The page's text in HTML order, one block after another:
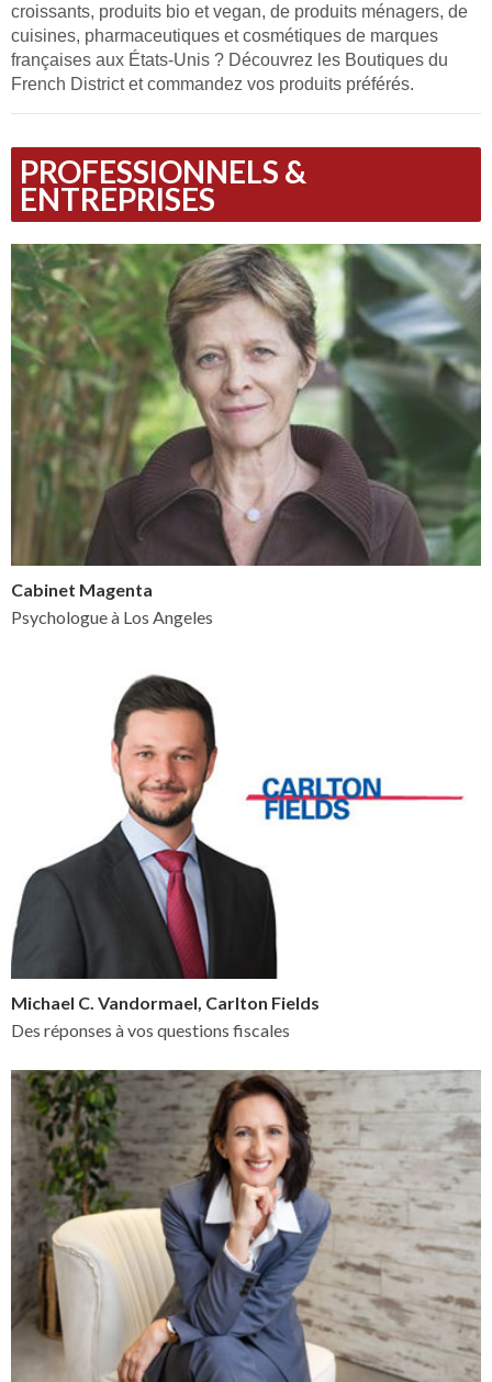
croissants, produits bio et vegan, de produits ménagers, de
cuisines, pharmaceutiques et cosmétiques de marques
françaises aux États-Unis ? Découvrez les Boutiques du
French District et commandez vos produits préférés.
PROFESSIONNELS &
ENTREPRISES
Cabinet Magenta
Psychologue à Los Angeles
Michael C. Vandormael, Carlton Fields
Des réponses à vos questions fiscales